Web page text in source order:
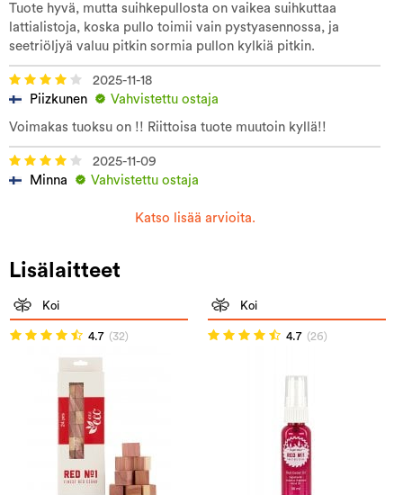
Tuote hyvä, mutta suihkepullosta on vaikea suihkuttaa
lattialistoja, koska pullo toimii vain pystyasennossa, ja
seetriöljyä valuu pitkin sormia pullon kylkiä pitkin.
2025-11-18
Piizkunen
Vahvistettu ostaja
Voimakas tuoksu on !! Riittoisa tuote muutoin kyllä!!
2025-11-09
Minna
Vahvistettu ostaja
Katso lisää arvioita.
Lisälaitteet
Koi
4.7 (32)
Koi
4.7 (26)